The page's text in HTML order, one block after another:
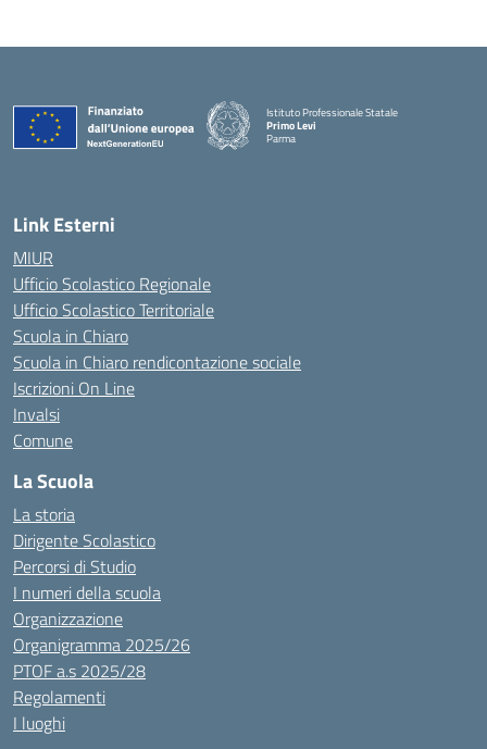
Istituto Professionale Statale
Primo Levi
Parma
Link Esterni
MIUR
Ufficio Scolastico Regionale
Ufficio Scolastico Territoriale
Scuola in Chiaro
Scuola in Chiaro rendicontazione sociale
Iscrizioni On Line
Invalsi
Comune
La Scuola
La storia
Dirigente Scolastico
Percorsi di Studio
I numeri della scuola
Organizzazione
Organigramma 2025/26
PTOF a.s 2025/28
Regolamenti
I luoghi